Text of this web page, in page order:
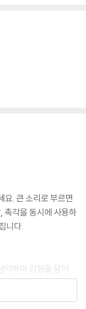
요. 큰 소리로 부르면
촉각을 동시에 사용하
니다.
각하며 감정을 담아
다.